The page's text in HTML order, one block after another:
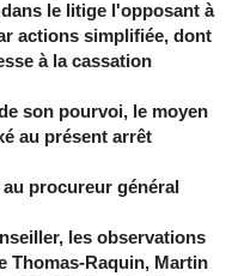
le litige l'opposant à
actions simplifiée, dont
à la cassation.
son pourvoi, le moyen
au présent arrêt.
procureur général.
les observations
Thomas-Raquin, Martin